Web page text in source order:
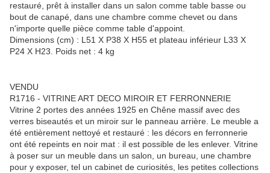
restauré, prêt à installer dans un salon comme table basse ou
bout de canapé, dans une chambre comme chevet ou dans
n'importe quelle pièce comme table d'appoint.
Dimensions (cm) : L51 X P38 X H55 et plateau inférieur L33 X
P24 X H23. Poids net : 4 kg
VENDU
R1716 - VITRINE ART DECO MIROIR ET FERRONNERIE
Vitrine 2 portes des années 1925 en Chêne massif avec des
verres biseautés et un miroir sur le panneau arrière. Le meuble a
été entièrement nettoyé et restauré : les décors en ferronnerie
ont été repeints en noir mat : il est possible de les enlever. Vitrine
à poser sur un meuble dans un salon, un bureau, une chambre
pour y exposer, tel un cabinet de curiosités, les petites collections